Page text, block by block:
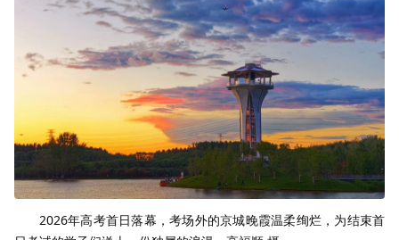
2026年高考首日落幕，考场外的京城晚霞温柔绚烂，为结束首